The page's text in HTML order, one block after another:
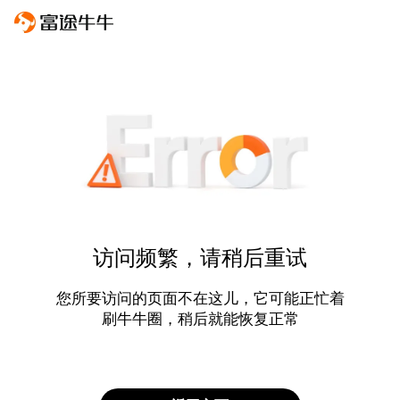
访问频繁，请稍后重试
您所要访问的页面不在这儿，它可能正忙着
刷牛牛圈，稍后就能恢复正常